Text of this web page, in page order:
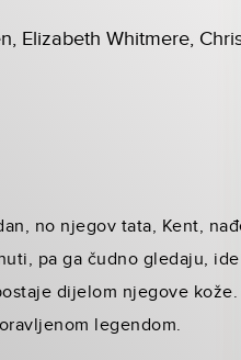
Elizabeth Whitmere,
no njegov tata, Kent,
pa ga čudno gledaju,
dijelom njegove
legendom.